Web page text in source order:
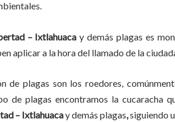
– Ixtlahuaca y demás plagas es
aplicar a la hora del llamado de la
de plagas son los roedores,
de plagas encontramos la cucaracha
– Ixtlahuacay demás plagas,siguiendo